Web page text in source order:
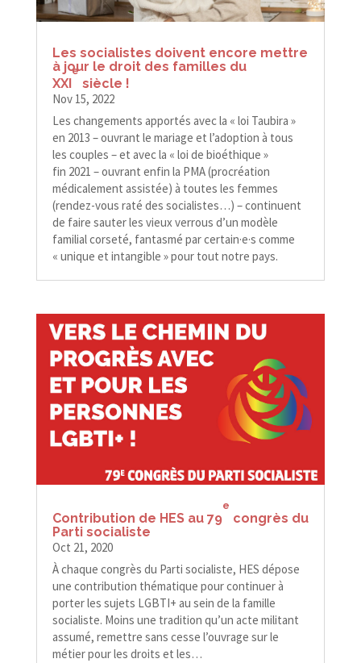
Les socialistes doivent encore mettre
à jour le droit des familles du
XXI
e
siècle !
Nov 15, 2022
Les changements apportés avec la « loi Taubira »
en 2013 – ouvrant le mariage et l’adoption à tous
les couples – et avec la « loi de bioéthique »
fin 2021 – ouvrant enfin la PMA (procréation
médicalement assistée) à toutes les femmes
(rendez-​​vous raté des socialistes…) – continuent
de faire sauter les vieux verrous d’un modèle
familial corseté, fantasmé par certain·e·s comme
« unique et intangible » pour tout notre pays.
Contribution de HES au 79
e
congrès du
Parti socialiste
Oct 21, 2020
À chaque congrès du Parti socialiste, HES dépose
une contribution thématique pour continuer à
porter les sujets LGBTI+ au sein de la famille
socialiste. Moins une tradition qu’un acte militant
assumé, remettre sans cesse l’ouvrage sur le
métier pour les droits et les…